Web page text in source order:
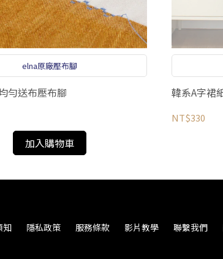
elna原廠壓布腳
勻送布壓布腳
加入購物車
韓系A字裙
NT$330
知 隱私政策 服務條款 影片教學 聯繫我們